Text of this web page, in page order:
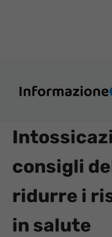
consigli
ridurre i
in salute